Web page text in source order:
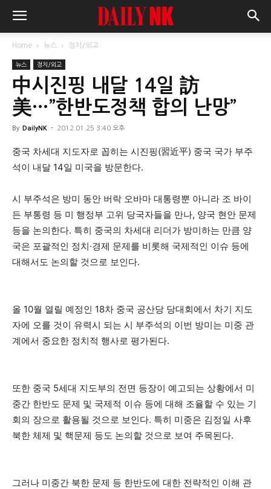
Home 뉴스 정치/외교
뉴스 정치/외교
中시진핑 내달 14일 訪
美…”한반도정책 합의 난망”
By DailyNK - 2012.01.25 3:40 오후
중국 차세대 지도자로 꼽히는 시진핑(習近平) 중국 국가 부주
석이 내달 14일 미국을 방문한다.
시 부주석은 방미 동안 버락 오바마 대통령뿐 아니라 조 바이
든 부통령 등 미 행정부 고위 당국자들을 만나, 양국 현안 문제
등을 논의한다. 특히 중국의 차세대 리더가 방미하는 만큼 양
국은 포괄적인 정치·경제 문제를 비롯해 국제적인 이슈 등에
대해서도 논의할 것으로 보인다.
올 10월 열릴 예정인 18차 중국 공산당 당대회에서 차기 지도
자에 오를 것이 유력시 되는 시 부주석의 이번 방미는 미중 관
계에서 중요한 정치적 행사로 평가된다.
또한 중국 5세대 지도부의 전면 등장이 예고되는 상황에서 미
중간 한반도 문제 및 국제적 이슈 등에 대해 조율할 수 있는 기
회의 장으로 활용될 것으로 보인다. 특히 미중은 김정일 사후
북한 체제 및 핵문제 등도 논의할 것으로 보여 주목된다.
그러나 미중간 북한 문제 등 한반도에 대한 전략적인 이해 관